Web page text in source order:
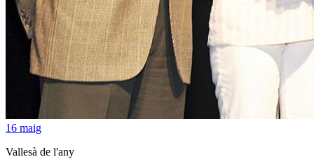
16 maig
Vallesà de l'any